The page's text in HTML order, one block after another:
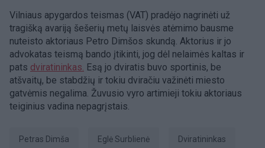
Vilniaus apygardos teismas (VAT) pradėjo nagrinėti už
tragišką avariją šešerių metų laisvės atėmimo bausme
nuteisto aktoriaus Petro Dimšos skundą. Aktorius ir jo
advokatas teismą bando įtikinti, jog dėl nelaimės kaltas ir
pats dviratininkas. Esą jo dviratis buvo sportinis, be
atšvaitų, be stabdžių ir tokiu dviračiu važinėti miesto
gatvėmis negalima. Žuvusio vyro artimieji tokiu aktoriaus
teiginius vadina nepagrįstais.
Petras Dimša Eglė Surblienė dviratininkas